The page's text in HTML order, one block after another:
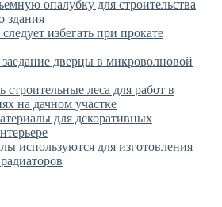
опалубку для строительства
здания
избегать при прокате
дверцы в микроволновой
строительные леса для работ в
на дачном участке
для декоративных
используются для изготовления